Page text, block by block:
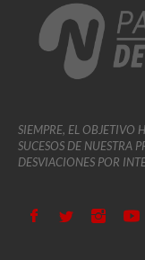
SIEMPRE, EL OBJETIVO
SUCESOS DE NUESTRA
DESVIACIONES POR